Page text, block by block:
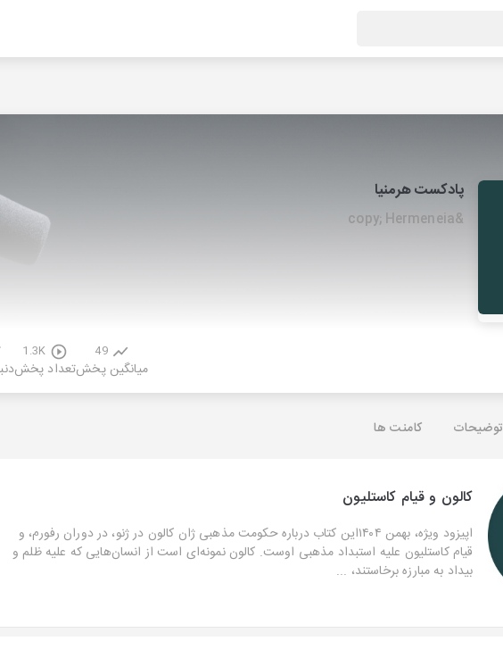
پادکست هرمنیا
&copy; Hermeneia
49
میانگین پخش
1.3K
تعداد پخش
توضیحات کامنت ها
کالون و قیام کاستلیون
اپیزود ویژه، بهمن ۱۴۰۴این کتاب درباره حکومت مذهبی ژان کالون در ژنو، در دوران رفورم، و
قیام کاستلیون علیه استبداد مذهبی اوست. کالون نمونه‌ای است از انسان‌هایی که علیه ظلم و
بیداد به مبارزه برخاستند، ...